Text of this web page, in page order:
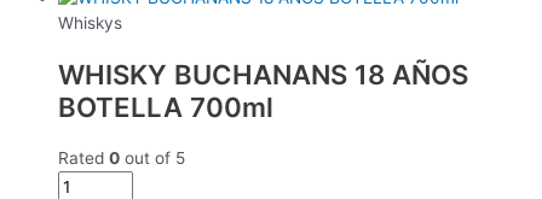
Whiskys
WHISKY BUCHANANS 18 AÑOS
BOTELLA 700ml
Rated 0 out of 5